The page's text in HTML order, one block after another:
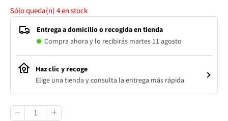
Sólo queda(n)4en stock
Entrega a domicilio o recogida en tienda
Compra ahora y lo recibirás martes 11 agosto
Haz clic y recoge
Elige una tienda y consulta la entrega más rápida